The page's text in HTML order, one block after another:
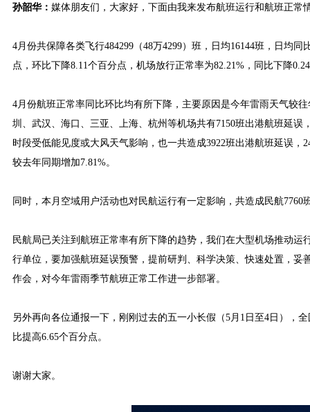
孙韶华： 媒体朋友们，大家好，下面由我来发布航班运行和航班正常
4月份共保障各类飞行484299（48万4299）班，日均16144班，日均
点，环比下降8.11个百分点，机场放行正常率为82.21%，同比下降
4月份航班正常率同比环比均有所下降，主要原因是今年雷雨天气较
圳、武汉、海口、三亚、上海、杭州等机场共有7150班出港航班延
时段受低能见度或大风天气影响，也一共造成3922班出港航班延误
较去年同期增加7.81%。
同时，本月空域用户活动也对民航运行有一定影响，共造成民航7760
民航局已关注到航班正常率有所下降的趋势，我们在大型机场推动
行单位，要加强航班延误预警，提前研判、科学决策、快速处置，
作会，对今年雷雨季节航班正常工作进一步部署。
另外再向各位通报一下，刚刚过去的五一小长假（5月1日至4日），
比提高6.65个百分点。
谢谢大家。